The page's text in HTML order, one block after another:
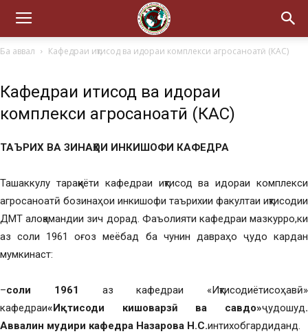
Ба аввал Кафедраи иқтисод ва идораи комплекси агросаноатӣ (КАС)
Кафедраи иқтисод ва идораи
комплекси агросаноатӣ (КАС)
ТАЪРИХ ВА ЗИНАҲОИ ИНКИШОФИ КАФЕДРА
Ташаккулу тараққиёти кафедраи иқтисод ва идораи комплекси
агросаноатӣ бозинаҳои инкишофи таърихии факултаи иқтисодии
ДМТ алоқамандии зич дорад. Фаъолияти кафедраи мазкурро,ки
аз соли 1961 оғоз меёбад ба чунин давраҳо ҷудо кардан
мумкинаст:
–соли 1961 аз кафедраи «Иқтисодиётисоҳавӣ»
кафедраи«Иқтисоди кишоварзӣ ва савдо»ҷудошуд.
Аввалин мудири кафедра Назарова Н.С.интихобгардиданд.